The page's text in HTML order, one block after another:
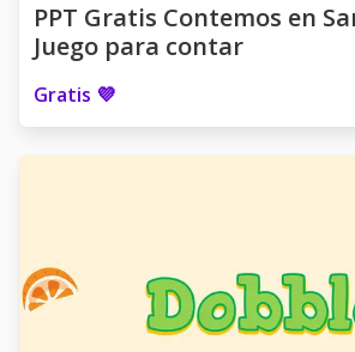
PPT Gratis Contemos en
Juego para contar
Gratis 💜